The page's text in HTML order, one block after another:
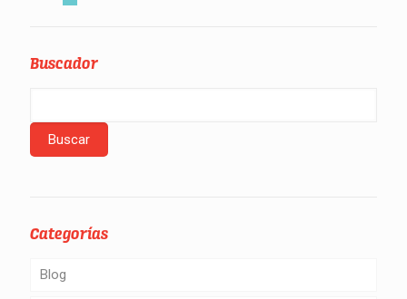
Buscador
Categorías
Blog